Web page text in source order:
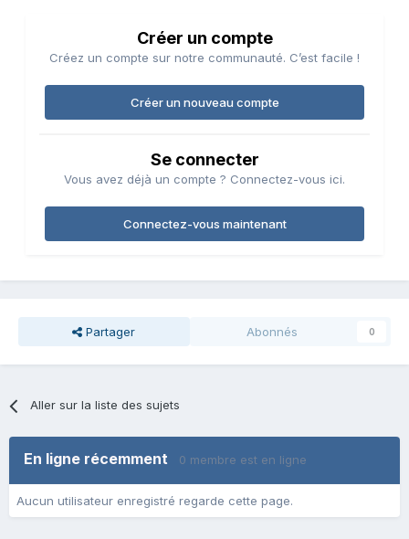
Créer un compte
Créez un compte sur notre communauté. C’est facile !
Créer un nouveau compte
Se connecter
Vous avez déjà un compte ? Connectez-vous ici.
Connectez-vous maintenant
Partager Abonnés 0
Aller sur la liste des sujets
En ligne récemment 0 membre est en ligne
Aucun utilisateur enregistré regarde cette page.